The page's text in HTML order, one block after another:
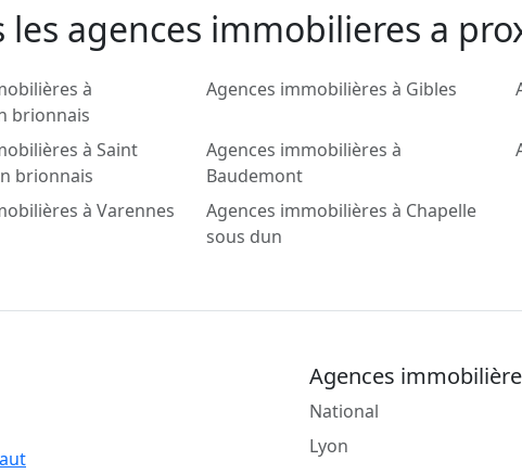
les agences immobilieres a
à
brionnais
Agences immobilières à Gibles
à Saint
brionnais
Agences immobilières à
Baudemont
à Varennes
Agences immobilières à Chapelle
sous dun
Agences
National
Lyon